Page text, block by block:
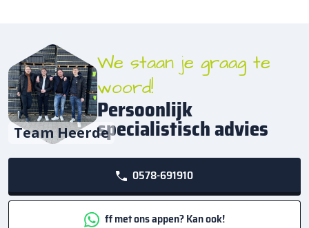
Team Heerde
We staan je graag te
woord!
Persoonlijk
specialistisch advies
0578-691910
ff met ons appen? Kan ook!